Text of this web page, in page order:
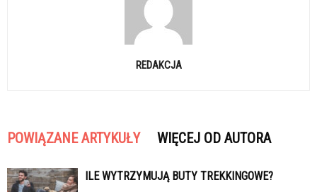
REDAKCJA
POWIĄZANE ARTYKUŁY WIĘCEJ OD AUTORA
ILE WYTRZYMUJĄ BUTY TREKKINGOWE?